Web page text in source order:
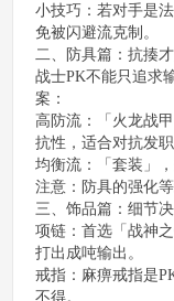
小技巧：若对手是
免被闪避流克制。
二、防具篇：抗揍
战士PK不能只追求
案：
高防流：「火龙战
抗性，适合对抗发职
均衡流：「套装」
注意：防具的强化
三、饰品篇：细节
项链：首选「战神
打出成吨输出。
戒指：麻痹戒指是
不得。